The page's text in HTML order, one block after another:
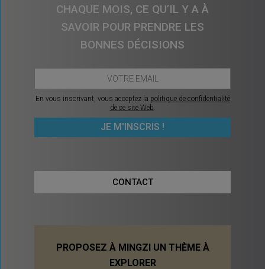
CHAQUE MOIS, CE QU’IL Y A À
SAVOIR POUR PRENDRE LES
BONNES DÉCISIONS
En vous inscrivant, vous acceptez la politique de confidentialité
de ce site Web
CONTACT
PROPOSEZ À MINGZI UN THÈME À
EXPLORER